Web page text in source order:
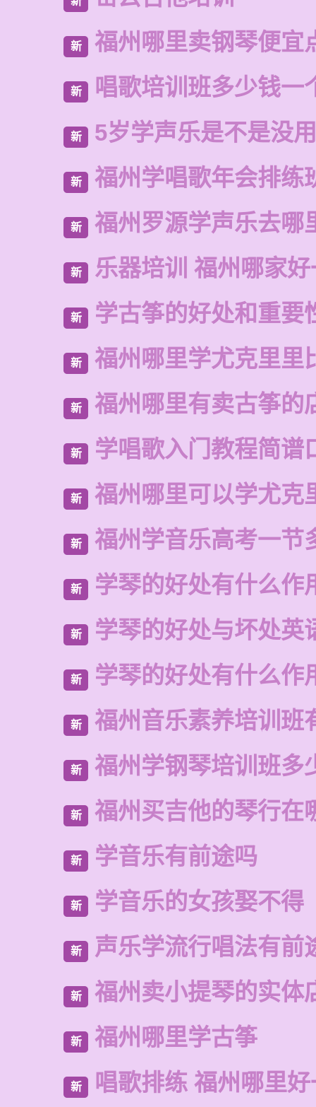
新 福州哪里卖钢琴便宜
新 唱歌培训班多少钱一
新 5岁学声乐是不是没用
新 福州学唱歌年会排练
新 福州罗源学声乐去哪
新 乐器培训 福州哪家
新 学古筝的好处和重要
新 福州哪里学尤克里里
新 福州哪里有卖古筝的
新 学唱歌入门教程简谱
新 福州哪里可以学尤克
新 福州学音乐高考一节
新 学琴的好处有什么作
新 学琴的好处与坏处英
新 学琴的好处有什么作
新 福州音乐素养培训班
新 福州学钢琴培训班多
新 福州买吉他的琴行在
新 学音乐有前途吗
新 学音乐的女孩娶不得
新 声乐学流行唱法有前
新 福州卖小提琴的实体
新 福州哪里学古筝
新 唱歌排练 福州哪里